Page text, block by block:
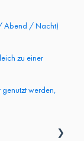
/ Abend / Nacht)
zu einer
werden,